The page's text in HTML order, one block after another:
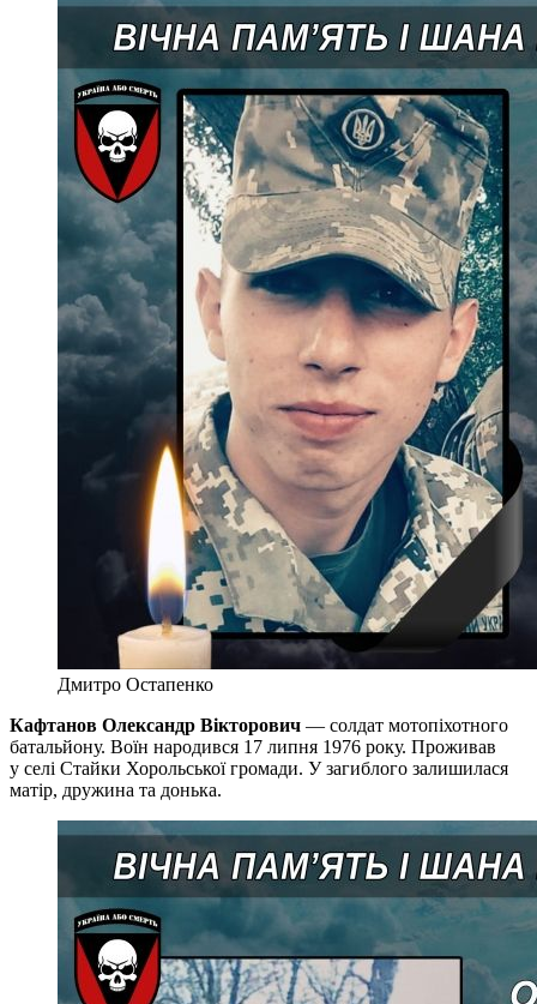
Дмитро Остапенко
Кафтанов Олександр Вікторович — солдат мотопіхотного
батальйону. Воїн народився 17 липня 1976 року. Проживав
у селі Стайки Хорольської громади. У загиблого залишилася
матір, дружина та донька.